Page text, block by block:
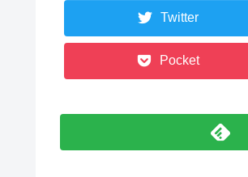
Twitter
Pocket